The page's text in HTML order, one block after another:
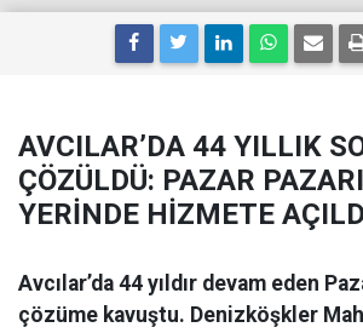
AVCILAR’DA 44 YILLIK
ÇÖZÜLDÜ: PAZAR
YERİNDE HİZMETE
Avcılar’da 44 yıldır devam eden
çözüme kavuştu. Denizköşkler